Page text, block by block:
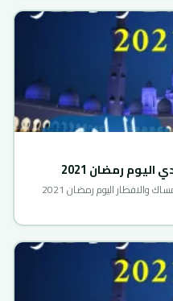
رمضان 2021
تقبل الله صيامكم ، نقدم لكم مواقيت الامساك والافطار اليوم رمضان 2021